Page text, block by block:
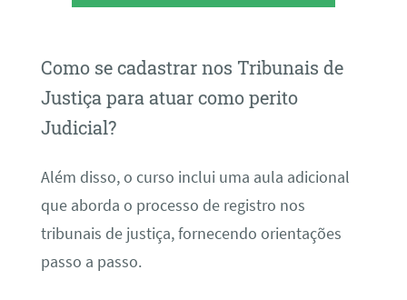
Como se cadastrar nos Tribunais de
Justiça para atuar como perito
Judicial?
Além disso, o curso inclui uma aula adicional
que aborda o processo de registro nos
tribunais de justiça, fornecendo orientações
passo a passo.